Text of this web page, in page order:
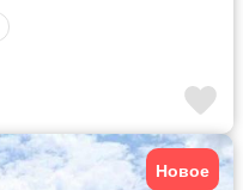
Новое